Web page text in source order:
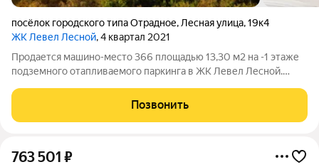
посёлок городского типа Отрадное, Лесная улица,19к4
ЖК Левел Лесной, 4 квартал 2021
Продается машино-место 366 площадью 13,30 м2 на -1 этаже
подземного отапливаемого паркинга в ЖК Левел Лесной.
организовать большой шкаф для хранения, либо использовать
дополнительную площадь для парковки
Позвонить
763 501 ₽